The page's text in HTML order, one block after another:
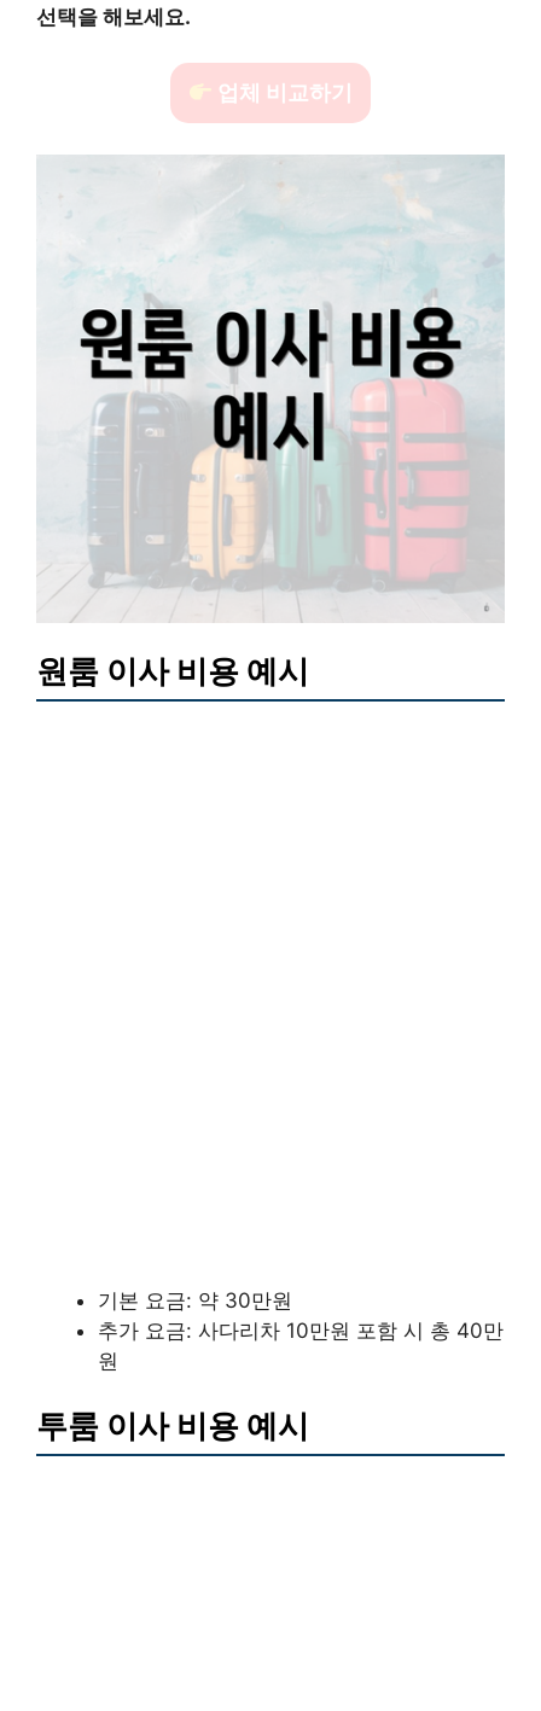
선택을 해보세요.
업체 비교하기
원룸 이사 비용 예시
기본 요금: 약 30만원
추가 요금: 사다리차 10만원 포함 시 총 40만
원
투룸 이사 비용 예시